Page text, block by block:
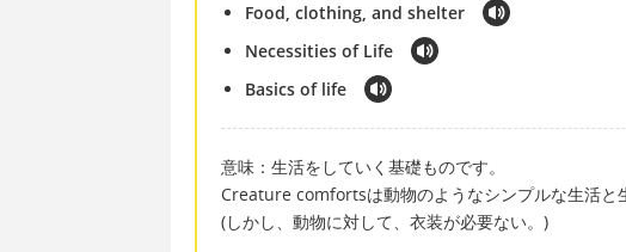
Food, clothing, and shelter
Necessities of Life
Basics of life
意味：生活をしていく基礎ものです。
Creature comfortsは動物のようなシンプルな生活と
(しかし、動物に対して、衣装が必要ない。)